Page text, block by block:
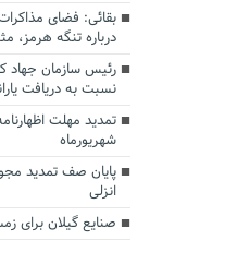
بقائی: فضای
درباره تنگه هرمز،
رئیس سازمان جهاد
نسبت به دریافت
شهریورماه
پایان صف تمدید
انزلی
صنایع گیلان برای